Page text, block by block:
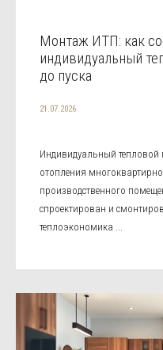
Монтаж ИТП: как
индивидуальный
до пуска
21.07.2026
Индивидуальный тепловой
отопления
производственного
спроектирован и
теплоэкономика ...